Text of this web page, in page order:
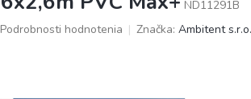
ND11291B
Podrobnosti hodnotenia Značka: Ambitent s.r.o.